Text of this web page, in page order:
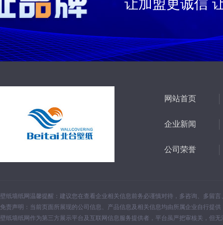
让加盟更诚信
网站首页
企业新闻
公司荣誉
壁纸墙纸网温馨提醒：建议您在查看企业相关信息前务必谨慎对待，多咨询、多留
免责声明：当前页面所展现的公司信息、产品信息及相关信息均由所属企业自行提
壁纸墙纸网作为第三方展示平台及互联网信息服务提供者，平台虽严把审核关，但